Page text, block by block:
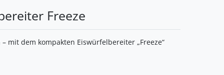
Freeze
mit dem kompakten Eiswürfelbereiter „Freeze“